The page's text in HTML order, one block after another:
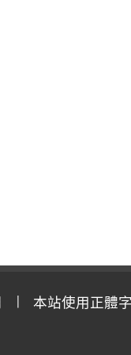
本站使用正體